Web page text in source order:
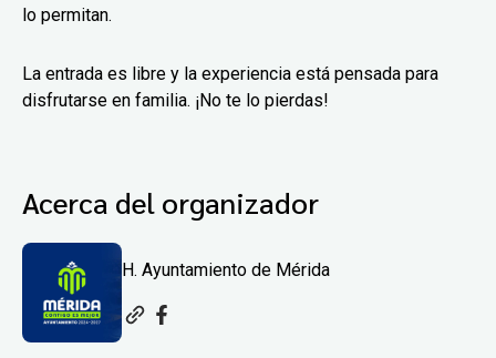
lo permitan.
La entrada es libre y la experiencia está pensada para
disfrutarse en familia. ¡No te lo pierdas!
Acerca del organizador
H. Ayuntamiento de Mérida